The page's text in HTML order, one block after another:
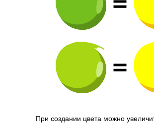
При создании цвета можно